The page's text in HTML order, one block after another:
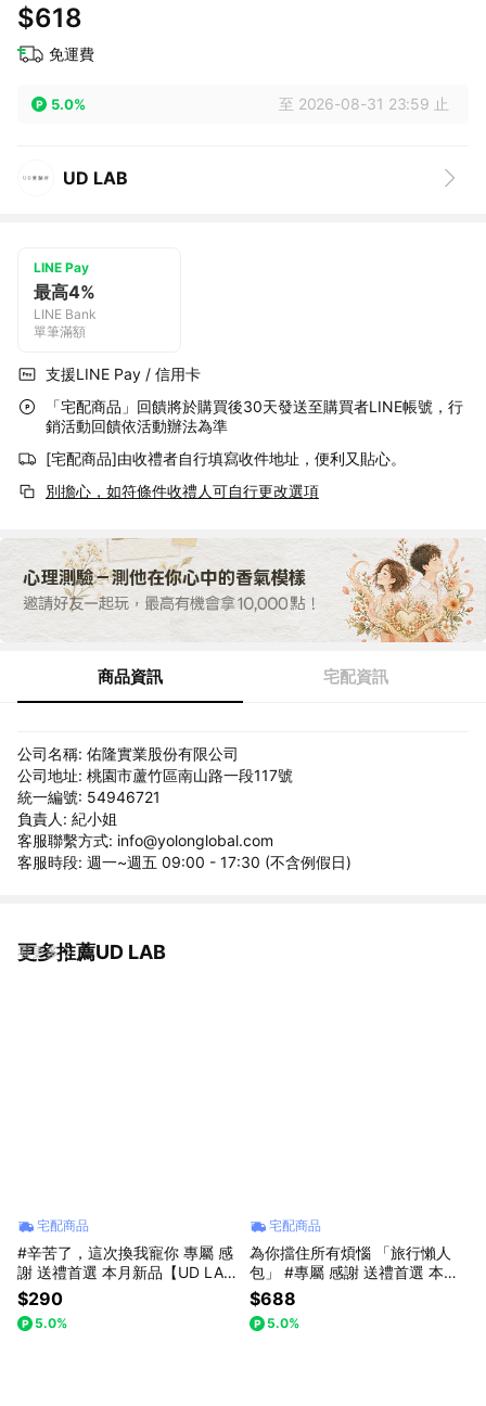
$618
免運費
5.0% 至 2026-08-31 23:59 止
UD LAB
LINE Pay
最高4%
LINE Bank
單筆滿額
支援LINE Pay / 信用卡
「宅配商品」回饋將於購買後30天發送至購買者LINE帳號，行
銷活動回饋依活動辦法為準
[宅配商品]由收禮者自行填寫收件地址，便利又貼心。
別擔心，如符條件收禮人可自行更改選項
商品資訊 宅配資訊
公司名稱: 佑隆實業股份有限公司
公司地址: 桃園市蘆竹區南山路一段117號
統一編號: 54946721
負責人: 紀小姐
客服聯繫方式: info@yolonglobal.com
客服時段: 週一~週五 09:00 - 17:30 (不含例假日)
更多推薦UD LAB
看更多
宅配商品
#辛苦了，這次換我寵你 專屬 感
謝 送禮首選 本月新品【UD LA
B】笑臉愛心圖案玻璃杯 兩入組
CB-H02058
$290
5.0%
宅配商品
為你擋住所有煩惱 「旅行懶人
包」 #專屬 感謝 送禮首選 本月
新品【UD LAB】盥洗必備 懶人
包
$688
5.0%